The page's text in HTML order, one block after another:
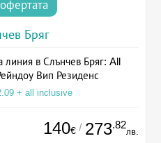
Бряг
линия в Слънчев Бряг: All
Вип Резиденс
+ all inclusive
140€ / 273.82
лв.